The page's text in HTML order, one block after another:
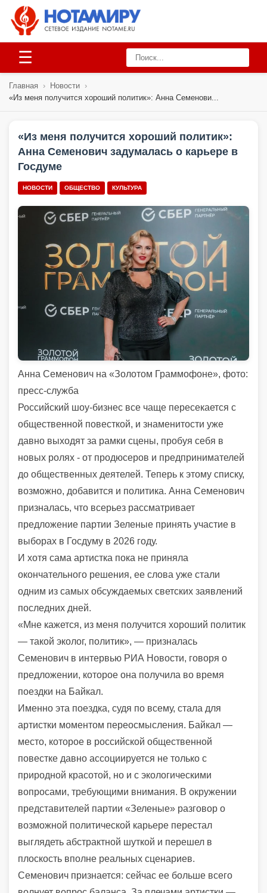
☰
Главная › Новости ›
«Из меня получится хороший политик»: Анна Семенови...
«Из меня получится хороший политик»:
Анна Семенович задумалась о карьере в
Госдуме
НОВОСТИ ОБЩЕСТВО КУЛЬТУРА
Анна Семенович на «Золотом Граммофоне», фото:
пресс-служба
Российский шоу-бизнес все чаще пересекается с
общественной повесткой, и знаменитости уже
давно выходят за рамки сцены, пробуя себя в
новых ролях - от продюсеров и предпринимателей
до общественных деятелей. Теперь к этому списку,
возможно, добавится и политика. Анна Семенович
призналась, что всерьез рассматривает
предложение партии Зеленые принять участие в
выборах в Госдуму в 2026 году.
И хотя сама артистка пока не приняла
окончательного решения, ее слова уже стали
одним из самых обсуждаемых светских заявлений
последних дней.
«Мне кажется, из меня получится хороший политик
— такой эколог, политик», — призналась
Семенович в интервью РИА Новости, говоря о
предложении, которое она получила во время
поездки на Байкал.
Именно эта поездка, судя по всему, стала для
артистки моментом переосмысления. Байкал —
место, которое в российской общественной
повестке давно ассоциируется не только с
природной красотой, но и с экологическими
вопросами, требующими внимания. В окружении
представителей партии «Зеленые» разговор о
возможной политической карьере перестал
выглядеть абстрактной шуткой и перешел в
плоскость вполне реальных сценариев.
Семенович признается: сейчас ее больше всего